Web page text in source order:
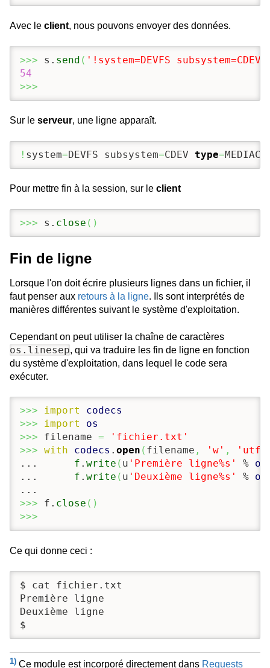
Avec le client, nous pouvons envoyer des données.
>>> s. send ( '!system=DEVFS subsystem=CDEV
54
>>>
Sur le serveur, une ligne apparaît.
! system=DEVFS subsystem=CDEV type=
Pour mettre fin à la session, sur le client
>>> s. close ( )
Fin de ligne
Lorsque l'on doit écrire plusieurs lignes dans un fichier, il
faut penser aux retours à la ligne. Ils sont interprétés de
manières différentes suivant le système d'exploitation.
Cependant on peut utiliser la chaîne de caractères
os.linesep, qui va traduire les fin de ligne en fonction
du système d'exploitation, dans lequel le code sera
exécuter.
>>> import
codecs
>>>
import
os
>>> filename =
'fichier.txt'
>>> with codecs . open ( filename , 'w' ,
'utf-
... f . write ( u 'Première ligne%s' % os
... f . write ( u 'Deuxième ligne%s' % os
>>> f. close ( )
>>>
Ce qui donne ceci :
$ cat fichier.txt
Première ligne
Deuxième ligne
$
1) Ce module est incorporé directement dans Requests